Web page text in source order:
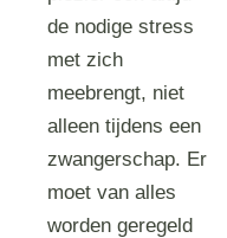
de nodige stress
met zich
meebrengt, niet
alleen tijdens een
zwangerschap. Er
moet van alles
worden geregeld